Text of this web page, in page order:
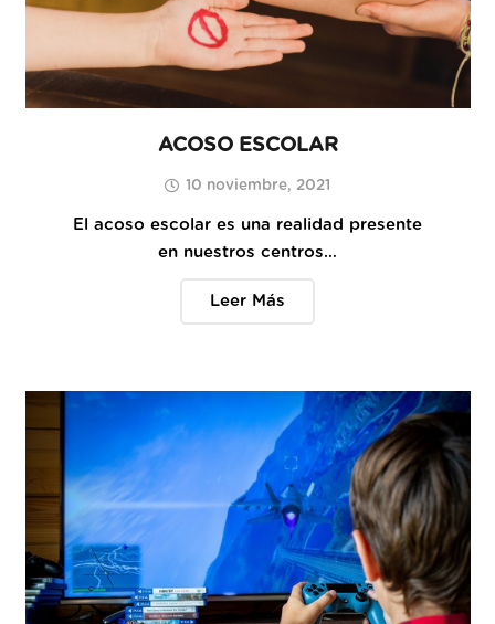
ACOSO ESCOLAR
10 noviembre, 2021
El acoso escolar es una realidad presente
en nuestros centros…
Leer Más